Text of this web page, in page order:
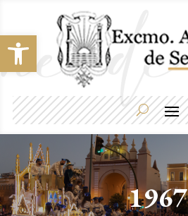
Abrir barra de herramientas
1967